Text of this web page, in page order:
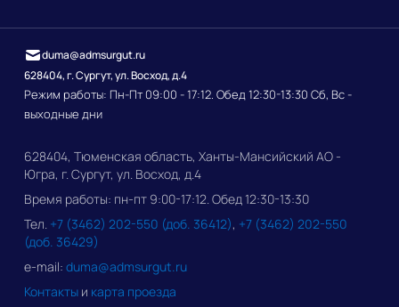
628404, г. Сургут, ул. Восход, д.4
Режим работы: Пн-Пт 09:00 - 17:12. Обед 12:30-13:30 Сб, Вс -
выходные дни
duma@admsurgut.ru
628404, Тюменская область, Ханты-Мансийский АО -
Югра, г. Сургут, ул. Восход, д.4
Время работы: пн-пт 9:00-17:12. Обед 12:30-13:30
Тел. +7 (3462) 202-550 (доб. 36412), +7 (3462) 202-550
(доб. 36429)
e-mail: duma@admsurgut.ru
Контакты и карта проезда